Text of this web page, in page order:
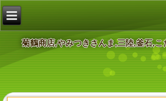
菊鶴商店,やみつきさんま,三陸,釜石,